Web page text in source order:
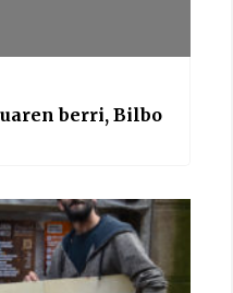
denboraldi amaiera
berri, Bilbo